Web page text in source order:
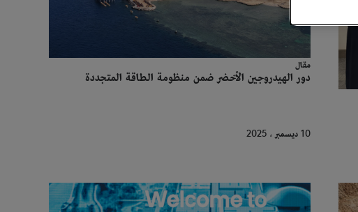
مقال
دور الهيدروجين الأخضر ضمن منظومة الطاقة المتجددة
10 ديسمبر ، 2025